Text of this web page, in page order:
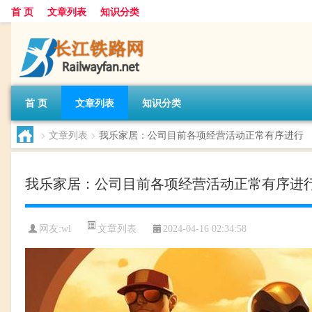
首 页 文章列表 知识分类
首 页 文章列表 知识分类
> 文章列表 > 我乐家居：公司目前各项经营活动正常有序进行
我乐家居：公司目前各项经营活动正常有序进
网友:wl 文章列表 2024-04-16 02:34:58